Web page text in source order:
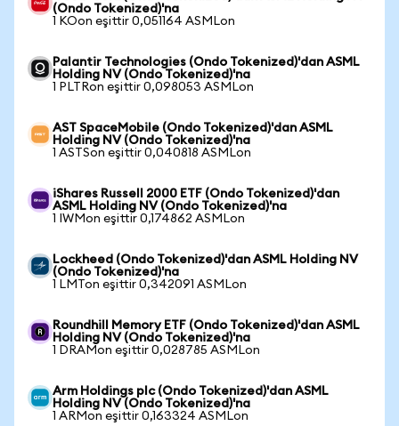
(Ondo Tokenized)'na
1 KOon eşittir 0,051164 ASMLon
Palantir Technologies (Ondo Tokenized)'dan ASML
Holding NV (Ondo Tokenized)'na
1 PLTRon eşittir 0,098053 ASMLon
AST SpaceMobile (Ondo Tokenized)'dan ASML
Holding NV (Ondo Tokenized)'na
1 ASTSon eşittir 0,040818 ASMLon
iShares Russell 2000 ETF (Ondo Tokenized)'dan
ASML Holding NV (Ondo Tokenized)'na
1 IWMon eşittir 0,174862 ASMLon
Lockheed (Ondo Tokenized)'dan ASML Holding NV
(Ondo Tokenized)'na
1 LMTon eşittir 0,342091 ASMLon
Roundhill Memory ETF (Ondo Tokenized)'dan ASML
Holding NV (Ondo Tokenized)'na
1 DRAMon eşittir 0,028785 ASMLon
Arm Holdings plc (Ondo Tokenized)'dan ASML
Holding NV (Ondo Tokenized)'na
1 ARMon eşittir 0,163324 ASMLon